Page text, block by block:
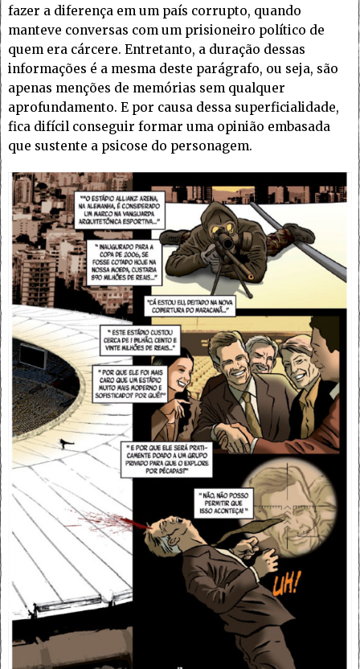
fazer a diferença em um país corrupto, quando
manteve conversas com um prisioneiro político de
quem era cárcere. Entretanto, a duração dessas
informações é a mesma deste parágrafo, ou seja, são
apenas menções de memórias sem qualquer
aprofundamento. E por causa dessa superficialidade,
fica difícil conseguir formar uma opinião embasada
que sustente a psicose do personagem.